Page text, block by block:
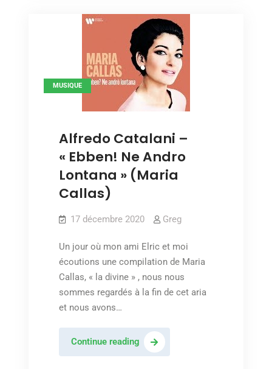
mamma
morte »
(Maria
Callas)
–
« Philadelphia »
« La
mamma
morte »
(Maria
Callas)
–
BO
de
« Philadelphia »
MUSIQUE
Alfredo Catalani –
« Ebben! Ne Andro
Lontana » (Maria
Callas)
17 décembre 2020 Greg
Un jour où mon ami Elric et moi
écoutions une compilation de Maria
Callas, « la divine » , nous nous
sommes regardés à la fin de cet aria
et nous avons…
Continue readingAlfredo
Catalani